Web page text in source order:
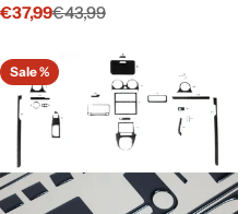
Verkaufspreis
€37,99
Regulärer€43,99
Sale %